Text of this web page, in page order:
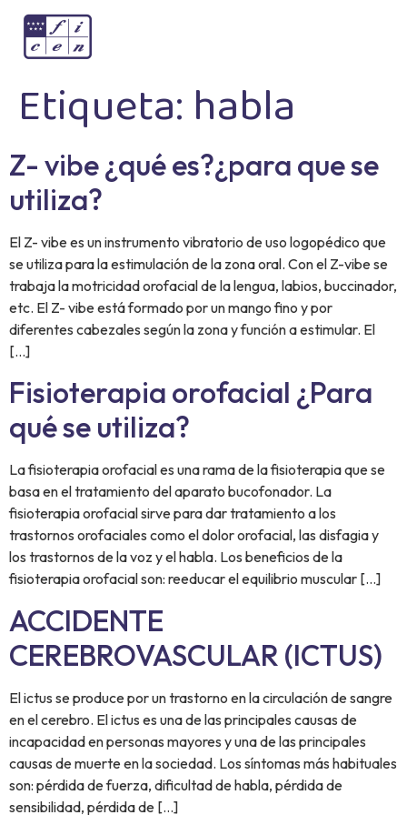
Etiqueta: habla
Z- vibe ¿qué es?¿para que se
utiliza?
El Z- vibe es un instrumento vibratorio de uso logopédico que
se utiliza para la estimulación de la zona oral. Con el Z-vibe se
trabaja la motricidad orofacial de la lengua, labios, buccinador,
etc. El Z- vibe está formado por un mango fino y por
diferentes cabezales según la zona y función a estimular. El
[…]
Fisioterapia orofacial ¿Para
qué se utiliza?
La fisioterapia orofacial es una rama de la fisioterapia que se
basa en el tratamiento del aparato bucofonador. La
fisioterapia orofacial sirve para dar tratamiento a los
trastornos orofaciales como el dolor orofacial, las disfagia y
los trastornos de la voz y el habla. Los beneficios de la
fisioterapia orofacial son: reeducar el equilibrio muscular […]
ACCIDENTE
CEREBROVASCULAR (ICTUS)
El ictus se produce por un trastorno en la circulación de sangre
en el cerebro. El ictus es una de las principales causas de
incapacidad en personas mayores y una de las principales
causas de muerte en la sociedad. Los síntomas más habituales
son: pérdida de fuerza, dificultad de habla, pérdida de
sensibilidad, pérdida de […]